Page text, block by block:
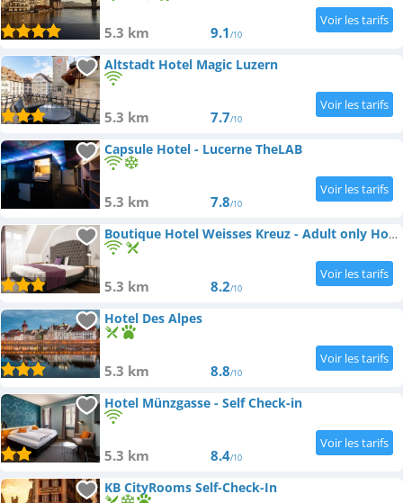
5.3 km 9.1/10
Altstadt Hotel Magic Luzern
5.3 km 7.7/10
Capsule Hotel - Lucerne TheLAB
5.3 km 7.8/10
Boutique Hotel Weisses Kreuz - Adult only Hotel
5.3 km 8.2/10
Hotel Des Alpes
5.3 km 8.8/10
Hotel Münzgasse - Self Check-in
5.3 km 8.4/10
KB CityRooms Self-Check-In